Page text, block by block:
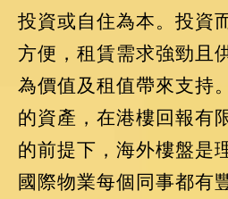
投資或自住為本。投資
方便，租賃需求強勁且
為價值及租值帶來支持
的資產，在港樓回報有
的前提下，海外樓盤是
國際物業每個同事都有